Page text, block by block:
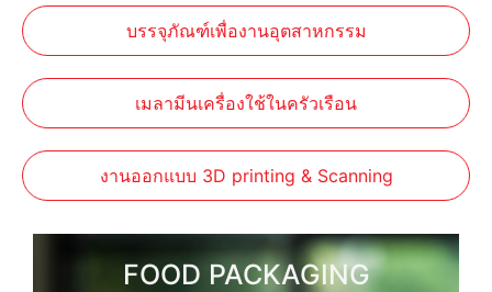
บรรจุภัณฑ์เพื่องานอุตสาหกรรม
เมลามีนเครื่องใช้ในครัวเรือน
งานออกแบบ 3D printing & Scanning
FOOD PACKAGING